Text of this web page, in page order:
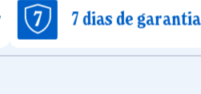
de garantia após a